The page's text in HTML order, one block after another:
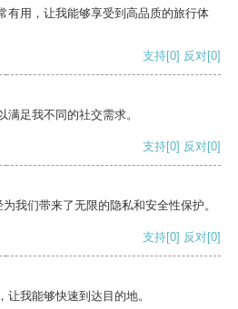
有用，让我能够享受到高品质的旅行体
支持[0] 反对[0]
足我不同的社交需求。
支持[0] 反对[0]
我们带来了无限的隐私和安全性保护。
支持[0] 反对[0]
我能够快速到达目的地。